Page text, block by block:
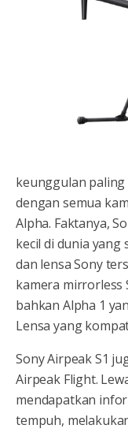
keunggulan
dengan semua
Alpha. Faktanya,
kecil di dunia yang
dan lensa Sony
kamera mirrorless
bahkan Alpha 1
Lensa yang
Sony Airpeak S1
Airpeak Flight.
mendapatkan
tempuh,